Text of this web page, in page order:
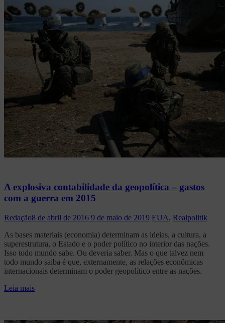
A explosiva contabilidade da geopolítica – gastos
com a guerra em 2015
Redação8 de abril de 2016 9 de maio de 2019 EUA, Realpolitik
As bases materiais (economia) determinam as ideias, a cultura, a
superestrutura, o Estado e o poder político no interior das nações.
Isso todo mundo sabe. Ou deveria saber. Mas o que talvez nem
todo mundo saiba é que, externamente, as relações econômicas
internacionais determinam o poder geopolítico entre as nações.
Leia mais